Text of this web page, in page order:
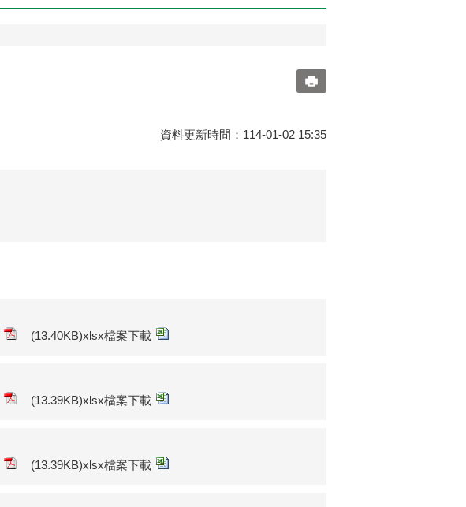
資料更新時間：114-01-02 15:35
(13.40KB)xlsx檔案下載
(13.39KB)xlsx檔案下載
(13.39KB)xlsx檔案下載